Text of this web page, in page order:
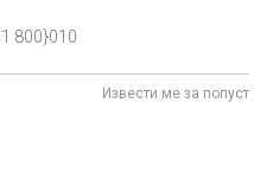
800}010
Извести ме за попуст